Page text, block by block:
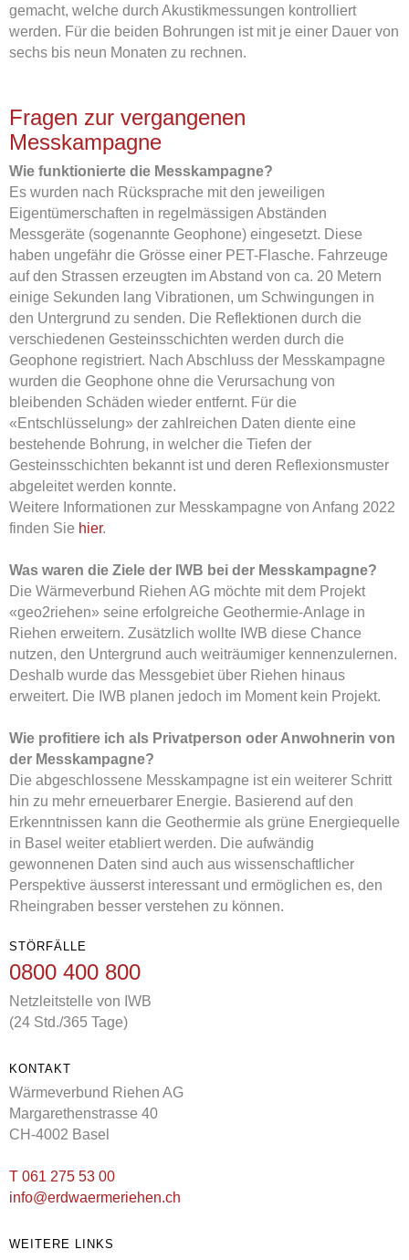
gemacht, welche durch Akustikmessungen kontrolliert
werden. Für die beiden Bohrungen ist mit je einer Dauer von
sechs bis neun Monaten zu rechnen.
Fragen zur vergangenen
Messkampagne
Wie funktionierte die Messkampagne?
Es wurden nach Rücksprache mit den jeweiligen
Eigentümerschaften in regelmässigen Abständen
Messgeräte (sogenannte Geophone) eingesetzt. Diese
haben ungefähr die Grösse einer PET-Flasche. Fahrzeuge
auf den Strassen erzeugten im Abstand von ca. 20 Metern
einige Sekunden lang Vibrationen, um Schwingungen in
den Untergrund zu senden. Die Reflektionen durch die
verschiedenen Gesteinsschichten werden durch die
Geophone registriert. Nach Abschluss der Messkampagne
wurden die Geophone ohne die Verursachung von
bleibenden Schäden wieder entfernt. Für die
«Entschlüsselung» der zahlreichen Daten diente eine
bestehende Bohrung, in welcher die Tiefen der
Gesteinsschichten bekannt ist und deren Reflexionsmuster
abgeleitet werden konnte.
Weitere Informationen zur Messkampagne von Anfang 2022
finden Sie hier.
Was waren die Ziele der IWB bei der Messkampagne?
Die Wärmeverbund Riehen AG möchte mit dem Projekt
«geo2riehen» seine erfolgreiche Geothermie-Anlage in
Riehen erweitern. Zusätzlich wollte IWB diese Chance
nutzen, den Untergrund auch weiträumiger kennenzulernen.
Deshalb wurde das Messgebiet über Riehen hinaus
erweitert. Die IWB planen jedoch im Moment kein Projekt.
Wie profitiere ich als Privatperson oder Anwohnerin von
der Messkampagne?
Die abgeschlossene Messkampagne ist ein weiterer Schritt
hin zu mehr erneuerbarer Energie. Basierend auf den
Erkenntnissen kann die Geothermie als grüne Energiequelle
in Basel weiter etabliert werden. Die aufwändig
gewonnenen Daten sind auch aus wissenschaftlicher
Perspektive äusserst interessant und ermöglichen es, den
Rheingraben besser verstehen zu können.
STÖRFÄLLE
0800 400 800
Netzleitstelle von IWB
(24 Std./365 Tage)
KONTAKT
Wärmeverbund Riehen AG
Margarethenstrasse 40
CH-4002 Basel
T 061 275 53 00
info@erdwaermeriehen.ch
WEITERE LINKS